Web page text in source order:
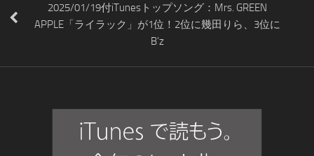
2025/01/19付iTunesトップソング：Mrs. GREEN
APPLE「ライラック」が1位！2位に幾田りら、3位に
B’z